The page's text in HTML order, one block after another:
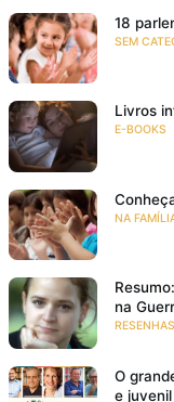
18
SEM
Livros
E-BOOKS
NA
na
RESENHAS
O
e juvenil